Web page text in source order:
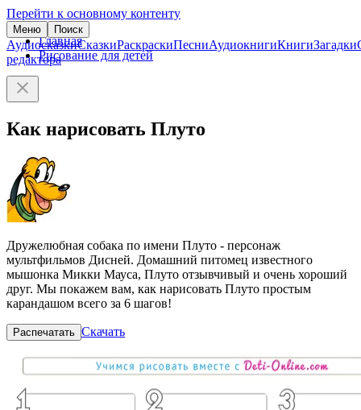
Перейти к основному контенту
Меню Поиск
АудиосказкиСказкиРаскраскиПесниАудиокнигиКнигиЗагадки
редактора
Главная
Рисование для детей
Как нарисовать Плуто
Дружелюбная собака по имени Плуто - персонаж
мультфильмов Дисней. Домашний питомец известного
мышонка Микки Мауса, Плуто отзывчивый и очень хороший
друг. Мы покажем вам, как нарисовать Плуто простым
карандашом всего за 6 шагов!
Распечатать Скачать